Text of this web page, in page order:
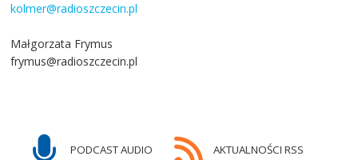
kolmer@radioszczecin.pl
Małgorzata Frymus
frymus@radioszczecin.pl
PODCAST AUDIO AKTUALNOŚCI RSS